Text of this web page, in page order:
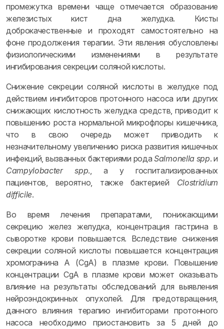
промежутка времени чаще отмечается образование
железистых кист дна желудка. Кисты
доброкачественные и проходят самостоятельно на
фоне продолжения терапии. Эти явления обусловлены
физиологическими изменениями в результате
ингибирования секреции соляной кислоты.
Снижение секреции соляной кислоты в желудке под
действием ингибиторов протонного насоса или других
снижающих кислотность желудка средств, приводит к
повышению роста нормальной микрофлоры кишечника,
что в свою очередь может приводить к
незначительному увеличению риска развития кишечных
инфекций, вызванных бактериями родаSalmonella spp. и
Campylobacter
spp., а у госпитализированных
пациентов, вероятно, также бактерией Clostridium
difficile.
Во время лечения препаратами, понижающими
секрецию желез желудка, концентрация гастрина в
сыворотке крови повышается. Вследствие снижения
секреции соляной кислоты повышается концентрация
хромогранина A (CgA) в плазме крови. Повышение
концентрации CgA в плазме крови может оказывать
влияние на результаты обследований для выявления
нейроэндокринных опухолей. Для предотвращения,
данного влияния терапию ингибиторами протонного
насоса необходимо приостановить за 5 дней до